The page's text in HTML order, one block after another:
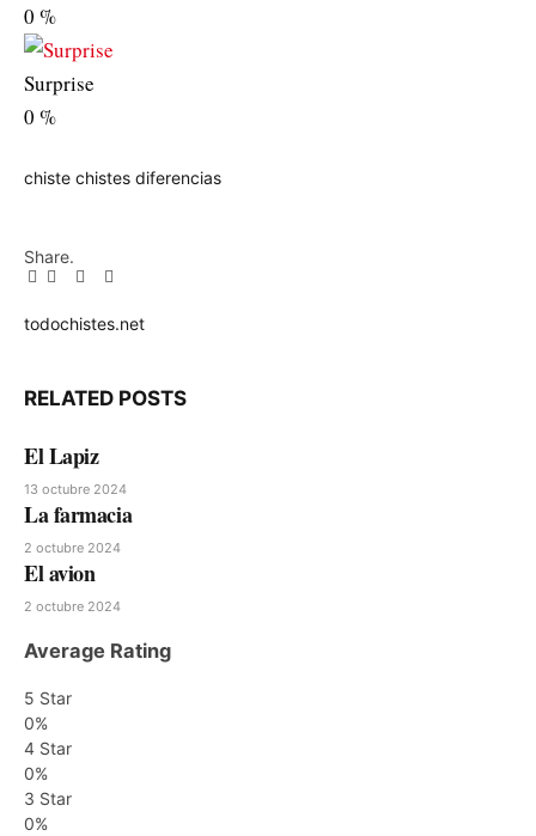
0 %
Surprise
0 %
chiste chistes diferencias
Share.
Facebook
TwitterPinterest
LinkedIn
Tumblr
Email
todochistes.net
RELATED POSTS
El Lapiz
13 octubre 2024
La farmacia
2 octubre 2024
El avion
2 octubre 2024
Average Rating
5 Star
0%
4 Star
0%
3 Star
0%